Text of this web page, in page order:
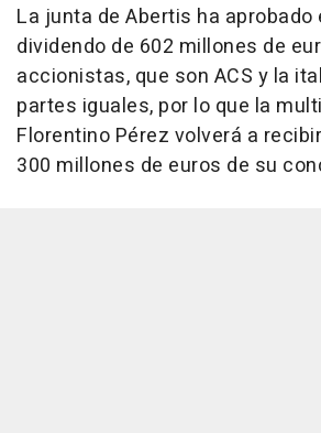
La junta de Abertis ha aprobado
dividendo de 602 millones de
accionistas, que son ACS y la
partes iguales, por lo que la
Florentino Pérez volverá a
300 millones de euros de su